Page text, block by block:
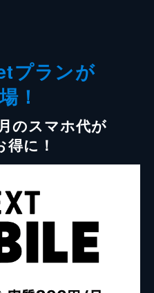
プランが
！
のスマホ代が
に！